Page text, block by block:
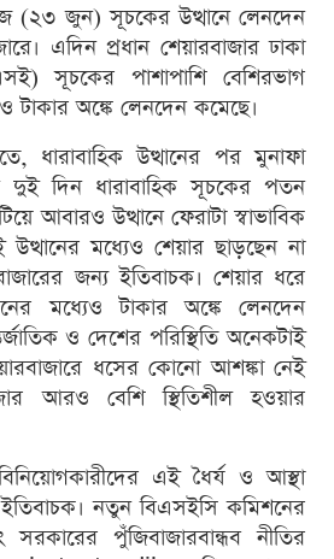
(২৩ জুন) সূচকের উত্থানে লেনদেন
এদিন প্রধান শেয়ারবাজার ঢাকা
সূচকের পাশাপাশি বেশিরভাগ
টাকার অঙ্কে লেনদেন কমেছে।
ধারাবাহিক উত্থানের পর মুনাফা
দুই দিন ধারাবাহিক সূচকের পতন
আবারও উত্থানে ফেরাটা স্বাভাবিক
মধ্যেও শেয়ার ছাড়ছেন না
জন্য ইতিবাচক। শেয়ার ধরে
মধ্যেও টাকার অঙ্কে লেনদেন
ও দেশের পরিস্থিতি অনেকটাই
ধসের কোনো আশঙ্কা নেই
আরও বেশি স্থিতিশীল হওয়ার
এই ধৈর্য ও আস্থা
নতুন বিএসইসি কমিশনের
পুঁজিবাজারবান্ধব নীতির